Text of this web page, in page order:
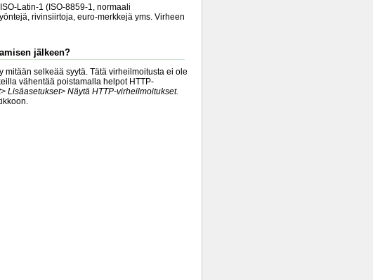
Latin-1 (ISO-8859-1, normaali
rivinsiirtoja, euro-merkkejä yms. Virheen
jälkeen?
selkeää syytä. Tätä virheilmoitusta ei ole
vähentää poistamalla helpot HTTP-
Lisäasetukset> Näytä HTTP-virheilmoitukset.